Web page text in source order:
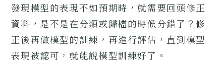
發現模型的表現不如預期時，就需要回頭修正
資料，是不是在分類或歸檔的時候分錯了？修
正後再做模型的訓練，再進行評估，直到模型
表現被認可，就能說模型訓練好了。